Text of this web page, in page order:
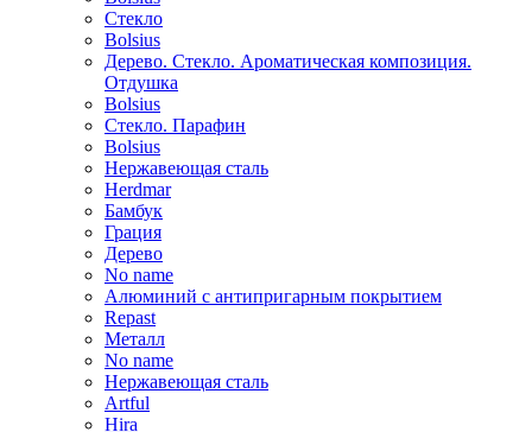
Стекло
Bolsius
Дерево. Стекло. Ароматическая композиция.
Отдушка
Bolsius
Стекло. Парафин
Bolsius
Нержавеющая сталь
Herdmar
Бамбук
Грация
Дерево
No name
Алюминий с антипригарным покрытием
Repast
Металл
No name
Нержавеющая сталь
Artful
Hira